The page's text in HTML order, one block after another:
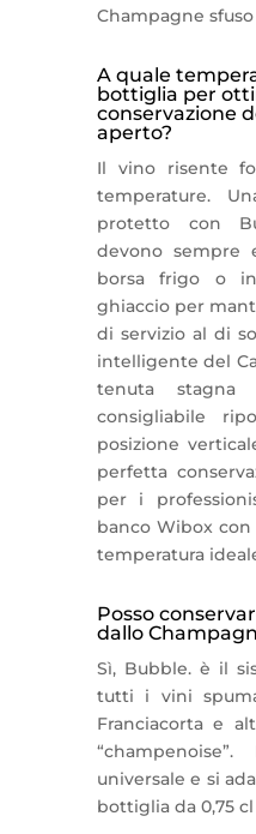
Champagne
A quale
bottiglia per
conservazione
aperto?
Il vino risente
temperature.
protetto con
devono sempre
borsa frigo o
ghiaccio per
di servizio al di
intelligente del
tenuta
consigliabile
posizione
perfetta
per i
banco Wibox
temperatura
Posso
dallo
Sì, Bubble. è il
tutti i vini
Franciacorta e
universale e si
bottiglia da 0,75 cl